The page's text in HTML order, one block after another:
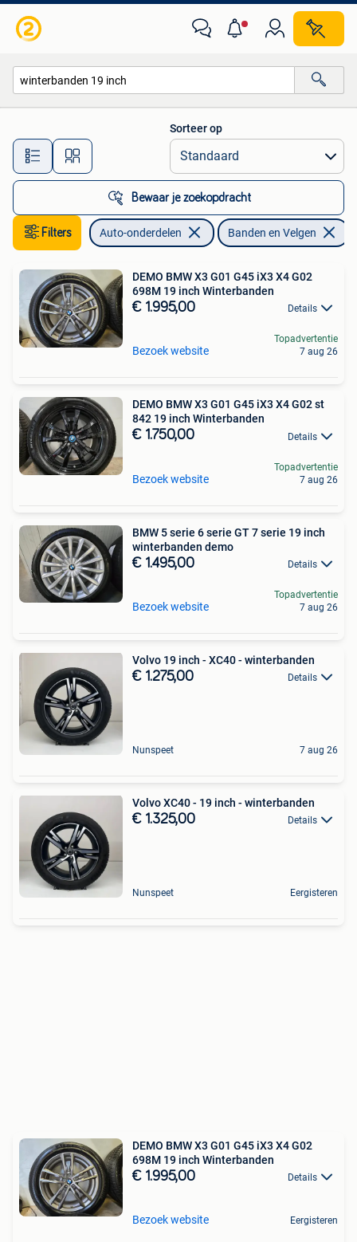
Alle afstanden…
Sorteer op
Bewaar je zoekopdracht
Filters Auto-onderdelen Banden en Velgen
DEMO BMW X3 G01 G45 iX3 X4 G02
698M 19 inch Winterbanden
€ 1.995,00 Details
Bezoek website
Topadvertentie
7 aug 26
DEMO BMW X3 G01 G45 iX3 X4 G02 st
842 19 inch Winterbanden
€ 1.750,00 Details
Bezoek website
Topadvertentie
7 aug 26
BMW 5 serie 6 serie GT 7 serie 19 inch
winterbanden demo
€ 1.495,00 Details
Bezoek website
Topadvertentie
7 aug 26
Volvo 19 inch - XC40 - winterbanden
€ 1.275,00 Details
Nunspeet 7 aug 26
Volvo XC40 - 19 inch - winterbanden
€ 1.325,00 Details
Nunspeet Eergisteren
DEMO BMW X3 G01 G45 iX3 X4 G02
698M 19 inch Winterbanden
€ 1.995,00 Details
Bezoek website Eergisteren